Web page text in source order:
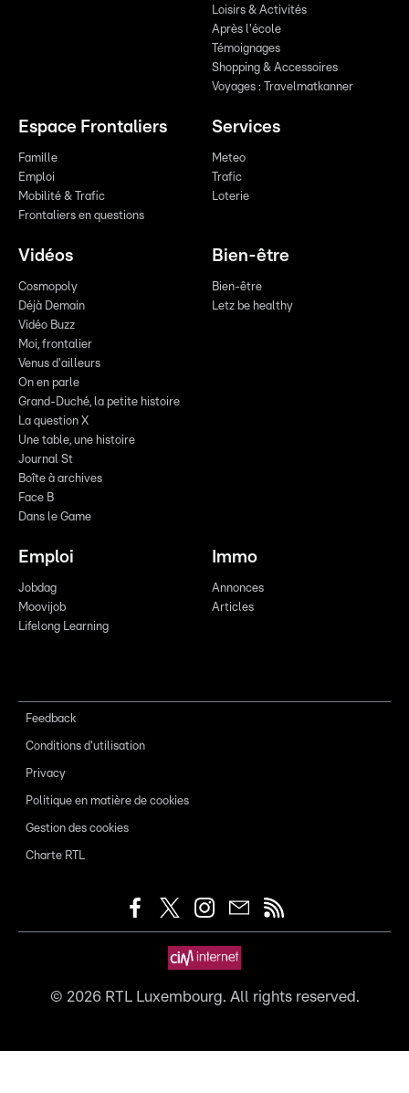
Loisirs & Activités
Après l'école
Témoignages
Shopping & Accessoires
Voyages : Travelmatkanner
Espace Frontaliers
Famille
Emploi
Mobilité & Trafic
Frontaliers en questions
Services
Meteo
Trafic
Loterie
Vidéos
Cosmopoly
Déjà Demain
Vidéo Buzz
Moi, frontalier
Venus d'ailleurs
On en parle
Grand-Duché, la petite histoire
La question X
Une table, une histoire
Journal St
Boîte à archives
Face B
Dans le Game
Bien-être
Bien-être
Letz be healthy
Emploi
Jobdag
Moovijob
Lifelong Learning
Immo
Annonces
Articles
Feedback
Conditions d'utilisation
Privacy
Politique en matière de cookies
Gestion des cookies
Charte RTL
© 2026RTL Luxembourg. All rights reserved.